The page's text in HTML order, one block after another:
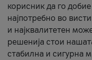
корисник да го
најпотребно во
и најквалитетен
решенија стои
стабилна и сигурна